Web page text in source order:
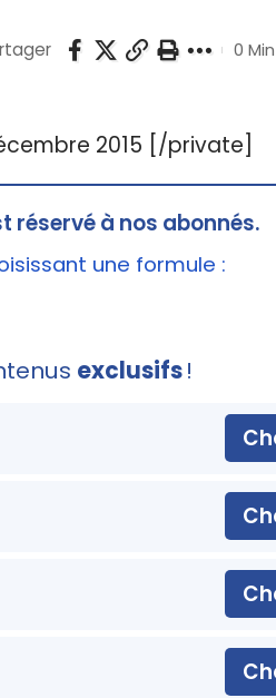
0
2015 [/private]
réservé à nos abonnés.
une formule :
exclusifs!